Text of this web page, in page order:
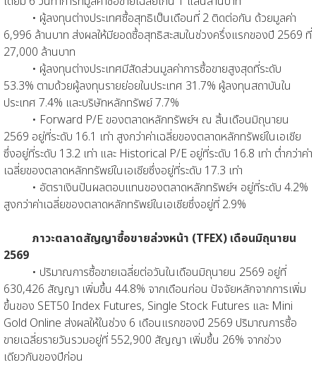
• ผู้ลงทุนต่างประเทศซื้อสุทธิเป็นเดือนที่ 2 ติดต่อกัน ด้วยมูลค่า
6,996 ล้านบาท ส่งผลให้มียอดซื้อสุทธิสะสมในช่วงครึ่งแรกของปี 2569 ที่
27,000 ล้านบาท
• ผู้ลงทุนต่างประเทศมีสัดส่วนมูลค่าการซื้อขายสูงสุดที่ระดับ
53.3% ตามด้วยผู้ลงทุนรายย่อยในประเทศ 31.7% ผู้ลงทุนสถาบันใน
ประเทศ 7.4% และบริษัทหลักทรัพย์ 7.7%
• Forward P/E ของตลาดหลักทรัพย์ฯ ณ สิ้นเดือนมิถุนายน
2569 อยู่ที่ระดับ 16.1 เท่า สูงกว่าค่าเฉลี่ยของตลาดหลักทรัพย์ในเอเชีย
ซึ่งอยู่ที่ระดับ 13.2 เท่า และ Historical P/E อยู่ที่ระดับ 16.8 เท่า ต่ำกว่าค่า
เฉลี่ยของตลาดหลักทรัพย์ในเอเชียซึ่งอยู่ที่ระดับ 17.3 เท่า
• อัตราเงินปันผลตอบแทนของตลาดหลักทรัพย์ฯ อยู่ที่ระดับ 4.2%
สูงกว่าค่าเฉลี่ยของตลาดหลักทรัพย์ในเอเชียซึ่งอยู่ที่ 2.9%
ภาวะตลาดสัญญาซื้อขายล่วงหน้า (TFEX) เดือนมิถุนายน
2569
• ปริมาณการซื้อขายเฉลี่ยต่อวันในเดือนมิถุนายน 2569 อยู่ที่
630,426 สัญญา เพิ่มขึ้น 44.8% จากเดือนก่อน ปัจจัยหลักจากการเพิ่ม
ขึ้นของ SET50 Index Futures, Single Stock Futures และ Mini
Gold Online ส่งผลให้ในช่วง 6 เดือนแรกของปี 2569 ปริมาณการซื้อ
ขายเฉลี่ยรายวันรวมอยู่ที่ 552,900 สัญญา เพิ่มขึ้น 26% จากช่วง
เดียวกันของปีก่อน